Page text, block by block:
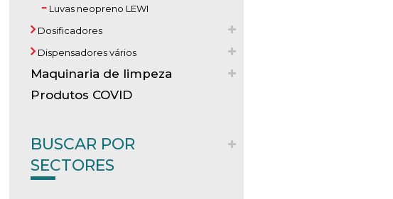
Luvas neopreno LEWI
Dosificadores
Dispensadores vários
Maquinaria de limpeza
Produtos COVID
BUSCAR POR
SECTORES